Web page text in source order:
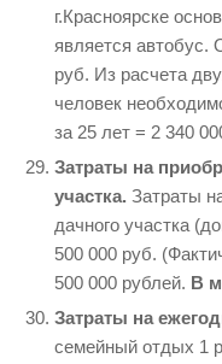
г.Красноярске
является автобус.
руб. Из расчета
человек
за 25 лет = 2 340
Затраты на
участка. Затраты
дачного участка
500 000 руб.
500 000 рублей. В
Затраты на
семейный отдых 1